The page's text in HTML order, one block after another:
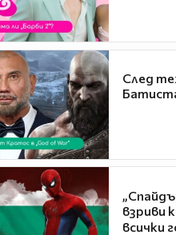
След
взриви
всички